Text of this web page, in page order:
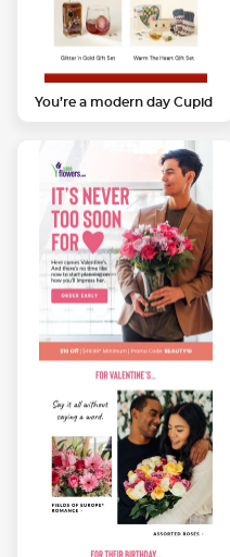
You’re a modern day Cupid